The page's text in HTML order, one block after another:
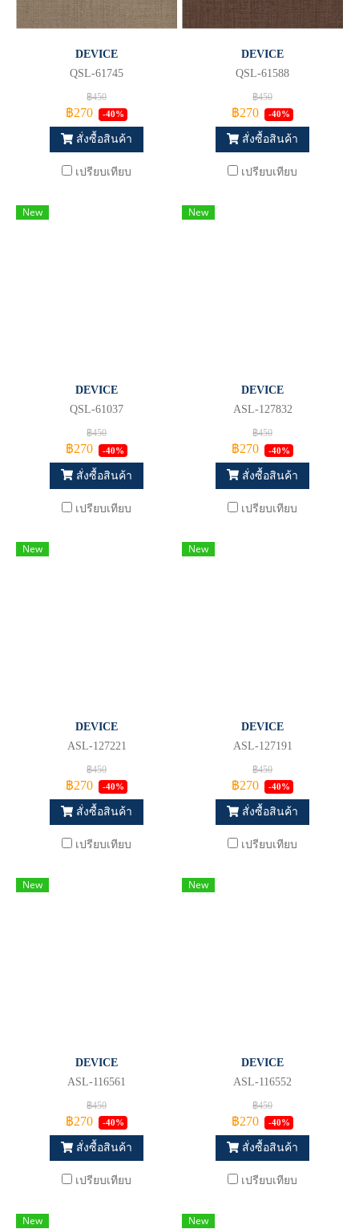
DEVICE
QSL-61745
฿450
฿270 -40%
สั่งซื้อสินค้า
เปรียบเทียบ
DEVICE
QSL-61588
฿450
฿270 -40%
สั่งซื้อสินค้า
เปรียบเทียบ
New
DEVICE
QSL-61037
฿450
฿270 -40%
สั่งซื้อสินค้า
เปรียบเทียบ
New
DEVICE
ASL-127832
฿450
฿270 -40%
สั่งซื้อสินค้า
เปรียบเทียบ
New
DEVICE
ASL-127221
฿450
฿270 -40%
สั่งซื้อสินค้า
เปรียบเทียบ
New
DEVICE
ASL-127191
฿450
฿270 -40%
สั่งซื้อสินค้า
เปรียบเทียบ
New
DEVICE
ASL-116561
฿450
฿270 -40%
สั่งซื้อสินค้า
เปรียบเทียบ
New
DEVICE
ASL-116552
฿450
฿270 -40%
สั่งซื้อสินค้า
เปรียบเทียบ
New New